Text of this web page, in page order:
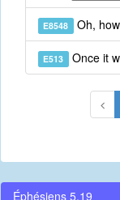
E8548 Oh,
E513 Once it
Éphésiens 5.19